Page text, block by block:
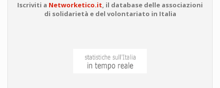
Iscriviti a Networketico.it, il database delle associazioni
di solidarietà e del volontariato in Italia